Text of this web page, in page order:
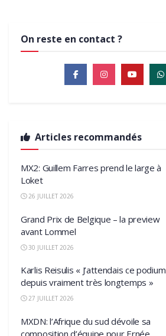
On reste en contact ?
Articles recommandés
MX2: Guillem Farres prend le large à
Loket
26 JUILLET 2026
Grand Prix de Belgique – la preview
avant Lommel
30 JUILLET 2026
Karlis Reisulis « J’attendais ce podium
depuis vraiment très longtemps »
27 JUILLET 2026
MXDN: l’Afrique du sud dévoile sa
composition d’équipe pour Ernée